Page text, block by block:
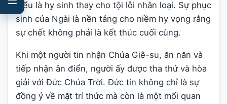
hiểu là hy sinh thay cho tội lỗi nhân loại. Sự phục
sinh của Ngài là nền tảng cho niềm hy vọng rằng
sự chết không phải là kết thúc cuối cùng.
Khi một người tin nhận Chúa Giê-su, ăn năn và
tiếp nhận ân điển, người ấy được tha thứ và hòa
giải với Đức Chúa Trời. Đức tin không chỉ là sự
đồng ý về mặt trí thức mà còn là một mối quan